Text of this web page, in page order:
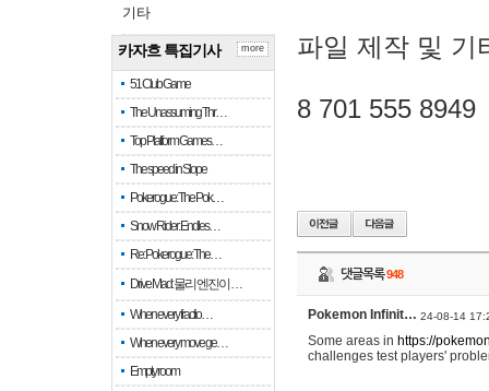
기타
카자흐 특집기사
51 Club Game
The Unassuming Thr…
Top Platform Games…
The speed in Slope
Pokerogue: The Pok…
Snow Rider: Endles…
Re: Pokerogue: The…
Drive Mad: 물리 엔진이 …
When every fractio…
When every move ge…
Empty room
more 파일 제작 및 기
8 701 555 8949
댓글목록948
Pokemon Infinit… 24-08-14
Some areas in https://
challenges test players'